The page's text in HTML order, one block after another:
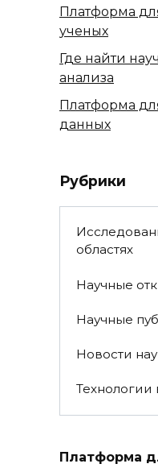
Платформа
ученых
Где найти
анализа
Платформа
данных
Рубрики
областях
Научные
Научные
Новости
Технологии
Платформа